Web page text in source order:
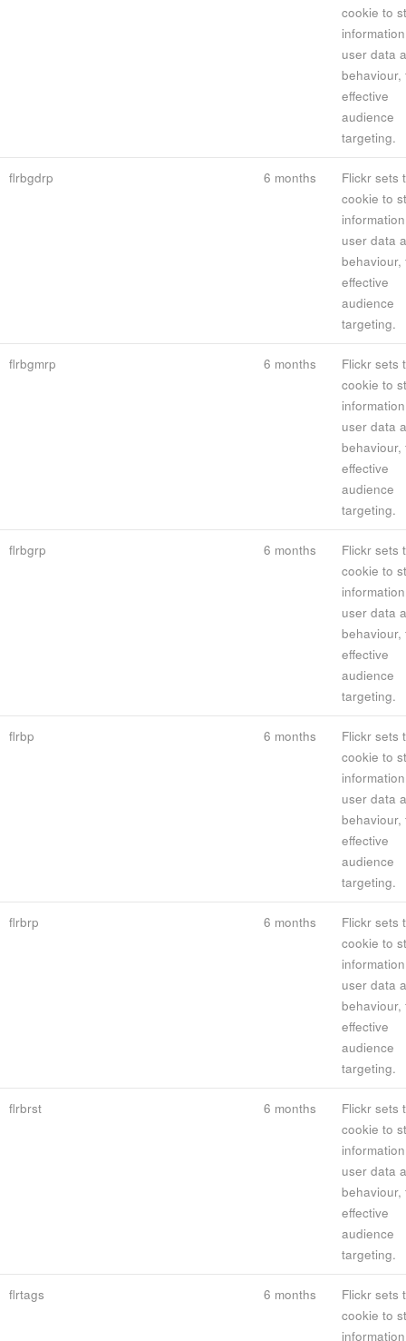
cookie to
user data
behaviour,
effective
audience
targeting.
flrbgdrp 6 months
Flickr sets
cookie to
user data
behaviour,
effective
audience
targeting.
flrbgmrp 6 months
Flickr sets
cookie to
user data
behaviour,
effective
audience
targeting.
flrbgrp 6 months
Flickr sets
cookie to
user data
behaviour,
effective
audience
targeting.
flrbp 6 months
Flickr sets
cookie to
user data
behaviour,
effective
audience
targeting.
flrbrp 6 months
Flickr sets
cookie to
user data
behaviour,
effective
audience
targeting.
flrbrst 6 months
Flickr sets
cookie to
user data
behaviour,
effective
audience
targeting.
flrtags 6 months
Flickr sets
cookie to